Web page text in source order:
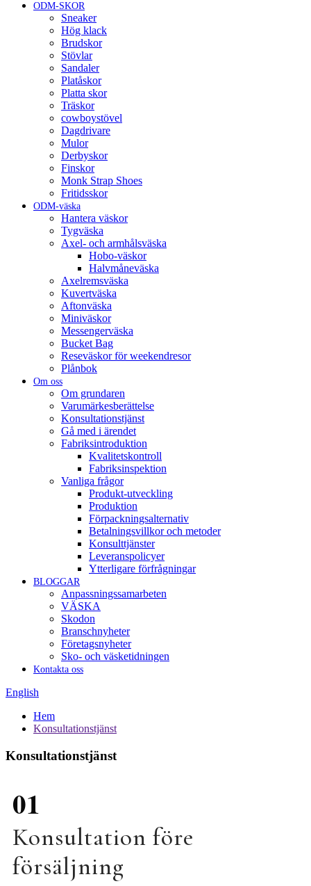
ODM-SKOR
Sneaker
Hög klack
Brudskor
Stövlar
Sandaler
Platåskor
Platta skor
Träskor
cowboystövel
Dagdrivare
Mulor
Derbyskor
Finskor
Monk Strap Shoes
Fritidsskor
ODM-väska
Hantera väskor
Tygväska
Axel- och armhålsväska
Hobo-väskor
Halvmåneväska
Axelremsväska
Kuvertväska
Aftonväska
Miniväskor
Messengerväska
Bucket Bag
Reseväskor för weekendresor
Plånbok
Om oss
Om grundaren
Varumärkesberättelse
Konsultationstjänst
Gå med i ärendet
Fabriksintroduktion
Kvalitetskontroll
Fabriksinspektion
Vanliga frågor
Produkt-utveckling
Produktion
Förpackningsalternativ
Betalningsvillkor och metoder
Konsulttjänster
Leveranspolicyer
Ytterligare förfrågningar
BLOGGAR
Anpassningssamarbeten
VÄSKA
Skodon
Branschnyheter
Företagsnyheter
Sko- och väsketidningen
Kontakta oss
English
Hem
Konsultationstjänst
Konsultationstjänst
01
Konsultation före
försäljning